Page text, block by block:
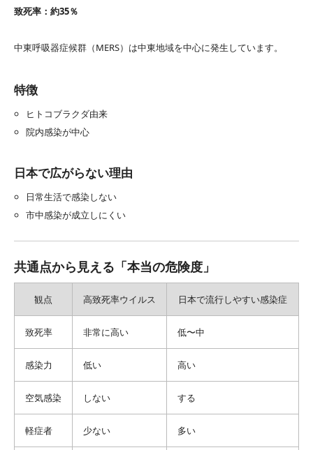
致死率：約35％
中東呼吸器症候群（MERS）は中東地域を中心に発生しています。
特徴
ヒトコブラクダ由来
院内感染が中心
日本で広がらない理由
日常生活で感染しない
市中感染が成立しにくい
共通点から見える「本当の危険度」
観点 高致死率ウイルス 日本で流行しやすい感染症
致死率 非常に高い 低〜中
感染力 低い 高い
空気感染 しない する
軽症者 少ない 多い